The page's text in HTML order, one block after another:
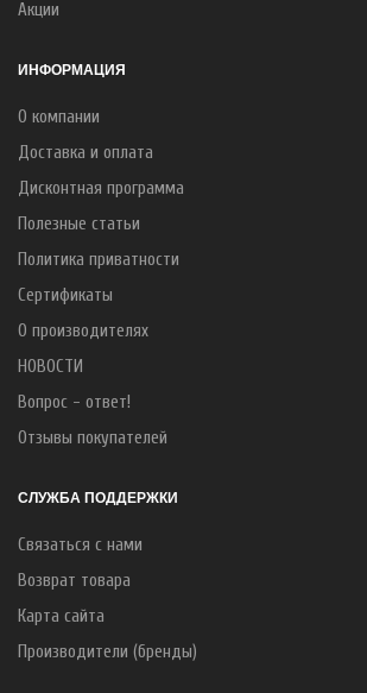
Акции
ИНФОРМАЦИЯ
О компании
Доставка и оплата
Дисконтная программа
Полезные статьи
Политика приватности
Сертификаты
О производителях
НОВОСТИ
Вопрос - ответ!
Отзывы покупателей
СЛУЖБА ПОДДЕРЖКИ
Связаться с нами
Возврат товара
Карта сайта
Производители (бренды)